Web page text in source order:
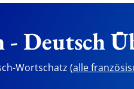
- Deutsch
Wortschatz (alle